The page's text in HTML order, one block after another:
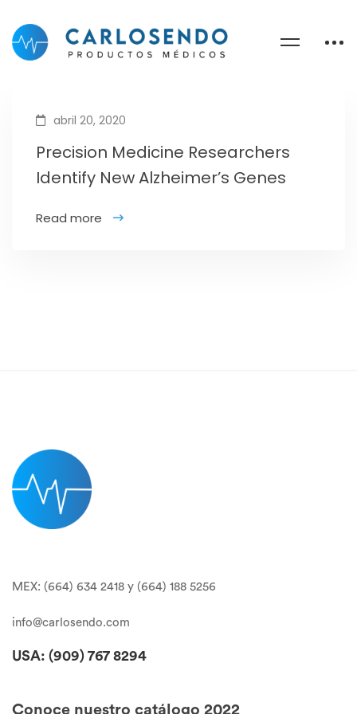
abril 20, 2020
Precision Medicine Researchers
Identify New Alzheimer’s Genes
Read more
MEX: (664) 634 2418 y (664) 188 5256
info@carlosendo.com
USA: (909) 767 8294
Conoce nuestro catálogo 2022